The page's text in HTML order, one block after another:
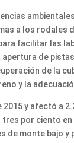
a los rodales
facilitar las
de
de la
y la
y afectó a
por ciento
monte bajo y